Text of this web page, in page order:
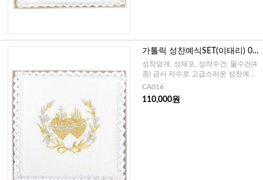
가톨릭 성찬예식SET(이태리) 01
6
성작덮개, 성체포, 성작수건, 물수건(4
종) 금사 자수로 고급스러운 성찬예식
SET
CA016
110,000원